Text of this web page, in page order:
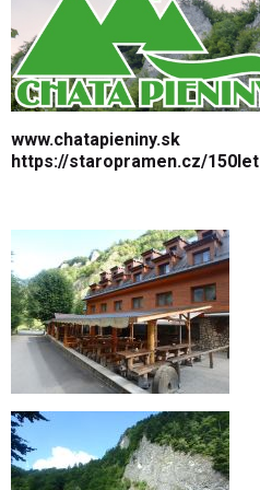
www.chatapieniny.sk
https://staropramen.cz/150let